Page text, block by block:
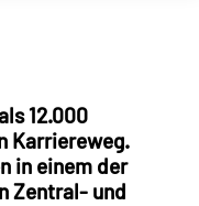
12.000
Karriereweg.
in einem der
Zentral- und